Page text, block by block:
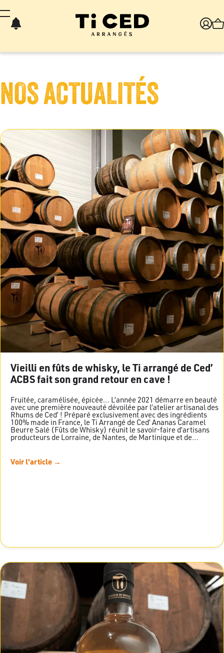
NOS ACTUALITÉS
Vieilli en fûts de whisky, le Ti arrangé de Ced’
ACBS fait son grand retour en cave !
Fruitée, caramélisée, épicée… L’année 2021 démarre en beauté
avec une première nouveauté dévoilée par l’atelier artisanal des
Rhums de Ced’ ! Préparé exclusivement avec des ingrédients
100% made in France, le Ti Arrangé de Ced’ Ananas Caramel
Beurre Salé (Fûts de Whisky) réunit le savoir-faire d’artisans
producteurs de Lorraine, de Nantes, de Martinique et de…
Voir l'article →